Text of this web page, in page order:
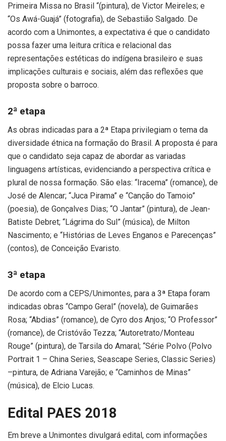
Primeira Missa no Brasil “(pintura), de Victor Meireles; e
“Os Awá-Guajá” (fotografia), de Sebastião Salgado. De
acordo com a Unimontes, a expectativa é que o candidato
possa fazer uma leitura crítica e relacional das
representações estéticas do indígena brasileiro e suas
implicações culturais e sociais, além das reflexões que
proposta sobre o barroco.
2ª etapa
As obras indicadas para a 2ª Etapa privilegiam o tema da
diversidade étnica na formação do Brasil. A proposta é para
que o candidato seja capaz de abordar as variadas
linguagens artísticas, evidenciando a perspectiva crítica e
plural de nossa formação. São elas: “Iracema” (romance), de
José de Alencar; “Juca Pirama” e “Canção do Tamoio”
(poesia), de Gonçalves Dias; “O Jantar” (pintura), de Jean-
Batiste Debret; “Lágrima do Sul” (música), de Milton
Nascimento; e “Histórias de Leves Enganos e Parecenças”
(contos), de Conceição Evaristo.
3ª etapa
De acordo com a CEPS/Unimontes, para a 3ª Etapa foram
indicadas obras “Campo Geral” (novela), de Guimarães
Rosa; “Abdias” (romance), de Cyro dos Anjos; “O Professor”
(romance), de Cristóvão Tezza; “Autoretrato/Monteau
Rouge” (pintura), de Tarsila do Amaral; “Série Polvo (Polvo
Portrait 1 – China Series, Seascape Series, Classic Series)
–pintura, de Adriana Varejão; e “Caminhos de Minas”
(música), de Elcio Lucas.
Edital PAES 2018
Em breve a Unimontes divulgará edital, com informações